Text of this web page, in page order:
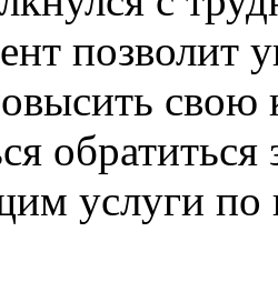
позволит
услуги по